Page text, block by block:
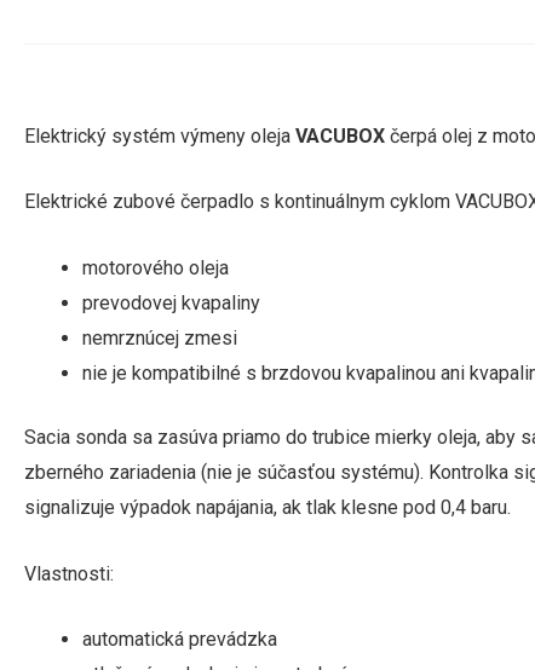
Elektrický systém výmeny oleja VACUBOX čerpá olej z
Elektrické zubové čerpadlo s kontinuálnym cyklom
motorového oleja
prevodovej kvapaliny
nemrznúcej zmesi
nie je kompatibilné s brzdovou kvapalinou ani
Sacia sonda sa zasúva priamo do trubice mierky oleja, aby
zberného zariadenia (nie je súčasťou systému). Kontrolka
signalizuje výpadok napájania, ak tlak klesne pod 0,4 baru.
Vlastnosti:
automatická prevádzka